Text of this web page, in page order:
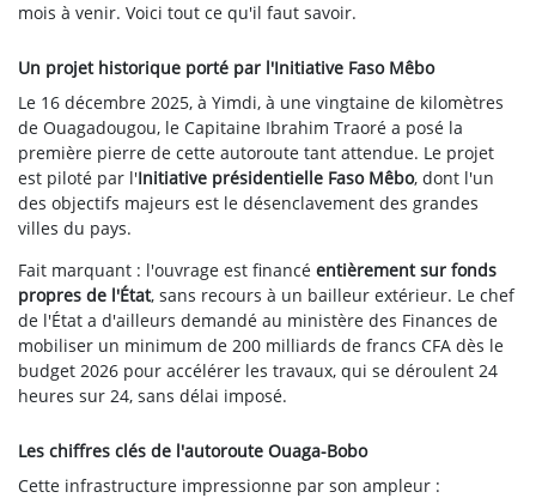
mois à venir. Voici tout ce qu'il faut savoir.
Un projet historique porté par l'Initiative Faso Mêbo
Le 16 décembre 2025, à Yimdi, à une vingtaine de kilomètres
de Ouagadougou, le Capitaine Ibrahim Traoré a posé la
première pierre de cette autoroute tant attendue. Le projet
est piloté par l'Initiative présidentielle Faso Mêbo, dont l'un
des objectifs majeurs est le désenclavement des grandes
villes du pays.
Fait marquant : l'ouvrage est financé entièrement sur fonds
propres de l'État, sans recours à un bailleur extérieur. Le chef
de l'État a d'ailleurs demandé au ministère des Finances de
mobiliser un minimum de 200 milliards de francs CFA dès le
budget 2026 pour accélérer les travaux, qui se déroulent 24
heures sur 24, sans délai imposé.
Les chiffres clés de l'autoroute Ouaga-Bobo
Cette infrastructure impressionne par son ampleur :